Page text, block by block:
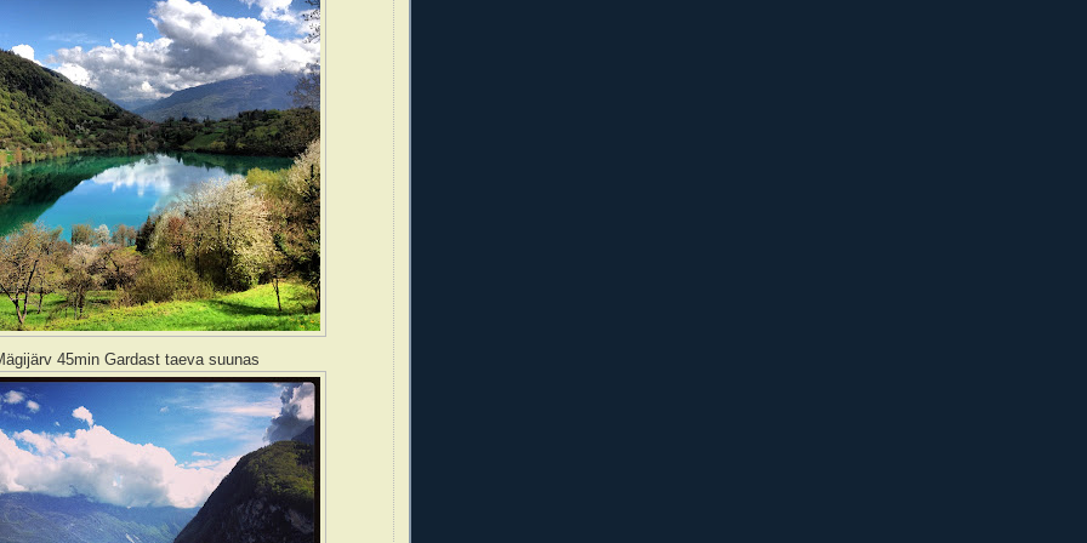
45min Gardast taeva suunas